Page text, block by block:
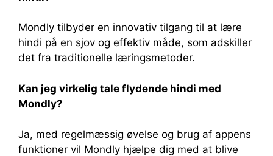
Mondly tilbyder en innovativ tilgang til at lære
hindi på en sjov og effektiv måde, som adskiller
det fra traditionelle læringsmetoder.
Kan jeg virkelig tale flydende hindi med
Mondly?
Ja, med regelmæssig øvelse og brug af appens
funktioner vil Mondly hjælpe dig med at blive